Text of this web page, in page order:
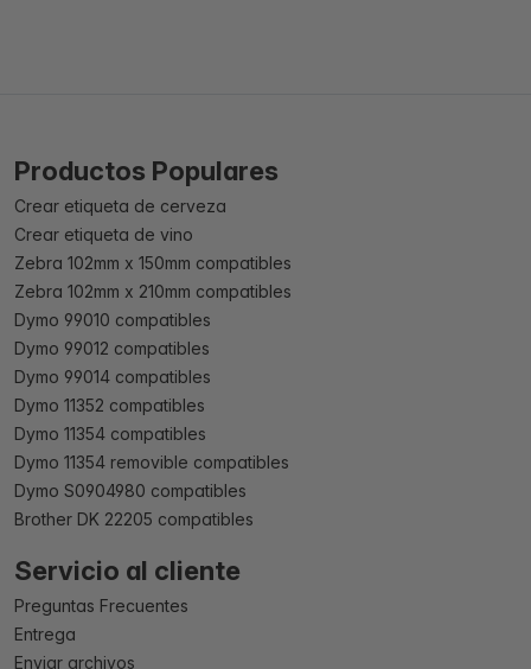
Productos Populares
Crear etiqueta de cerveza
Crear etiqueta de vino
Zebra 102mm x 150mm compatibles
Zebra 102mm x 210mm compatibles
Dymo 99010 compatibles
Dymo 99012 compatibles
Dymo 99014 compatibles
Dymo 11352 compatibles
Dymo 11354 compatibles
Dymo 11354 removible compatibles
Dymo S0904980 compatibles
Brother DK 22205 compatibles
Servicio al cliente
Preguntas Frecuentes
Entrega
Enviar archivos